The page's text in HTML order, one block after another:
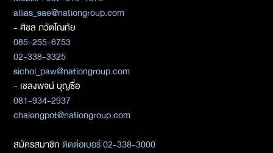
allias_sae@nationgroup.com
- ศิชล ภวัตโณทัย
085-255-6753
02-338-3325
sichol_paw@nationgroup.com
- เชลงพจน์ บุญซื่อ
081-934-2937
chalengpot@nationgroup.com
สมัครสมาชิกติดต่อเบอร์ 02-338-3000